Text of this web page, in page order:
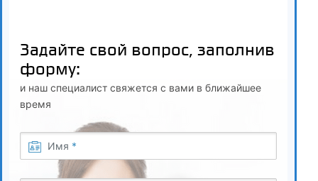
Оценивание требований к точности измерений
Установление полноты и правильности требований к
Оценивание соответствия точности измерений заданным
Задайте свой вопрос, заполнив
форму:
и наш специалист свяжется с вами в ближайшее
время
Имя *